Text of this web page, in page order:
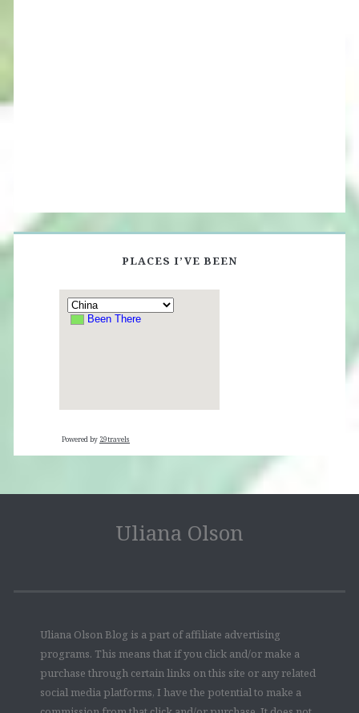
PLACES I’VE BEEN
Powered by 29travels
Uliana Olson
Uliana Olson Blog is a part of affiliate advertising
programs. This means that if you click and/or make a
purchase through certain links on this site or any related
social media platforms, I have the potential to make a